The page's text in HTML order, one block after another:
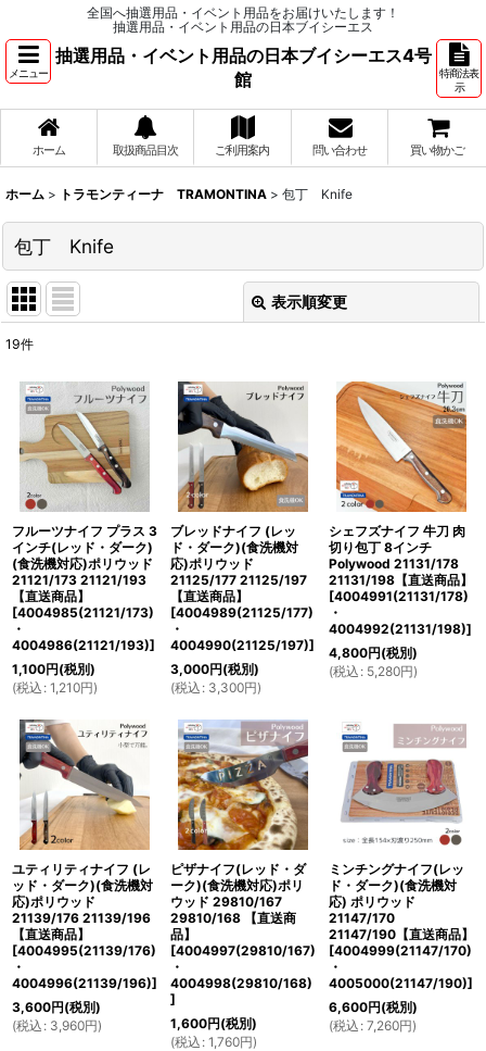
全国へ抽選用品・イベント用品をお届けいたします！
抽選用品・イベント用品の日本ブイシーエス
メニュー
抽選用品・イベント用品の日本ブイシーエス4号
館
特商法表
示
ホーム 取扱商品目次 ご利用案内 問い合わせ 買い物かご
ホーム > トラモンティーナ TRAMONTINA > 包丁 Knife
包丁 Knife
表示順変更
並び順:
絞り込む
19件
フルーツナイフ プラス 3
インチ(レッド・ダーク)
(食洗機対応)ポリウッド
21121/173 21121/193
【直送商品】
[4004985(21121/173)
・
4004986(21121/193)]
1,100円(税別)
(税込 : 1,210円)
ブレッドナイフ (レッ
ド・ダーク)(食洗機対
応)ポリウッド
21125/177 21125/197
【直送商品】
[4004989(21125/177)
・
4004990(21125/197)]
3,000円(税別)
(税込 : 3,300円)
シェフズナイフ 牛刀 肉
切り包丁 8インチ
Polywood 21131/178
21131/198【直送商品】
[4004991(21131/178)
・
4004992(21131/198)]
4,800円(税別)
(税込 : 5,280円)
ユティリティナイフ (レ
ッド・ダーク)(食洗機対
応)ポリウッド
21139/176 21139/196
【直送商品】
[4004995(21139/176)
・
4004996(21139/196)]
3,600円(税別)
(税込 : 3,960円)
ピザナイフ(レッド・ダ
ーク)(食洗機対応)ポリ
ウッド 29810/167
29810/168 【直送商
品】
[4004997(29810/167)
・
4004998(29810/168)
]
1,600円(税別)
(税込 : 1,760円)
ミンチングナイフ(レッ
ド・ダーク)(食洗機対
応) ポリウッド
21147/170
21147/190【直送商品】
[4004999(21147/170)
・
4005000(21147/190)]
6,600円(税別)
(税込 : 7,260円)